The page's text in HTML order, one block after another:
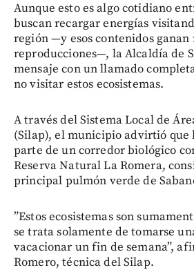
Aunque esto es algo cotidiano
buscan recargar energías
región —y esos contenidos ganan
reproducciones—, la Alcaldía de
mensaje con un llamado
no visitar estos ecosistemas.
A través del Sistema Local de
(Silap), el municipio advirtió que
parte de un corredor biológico
Reserva Natural La Romera,
principal pulmón verde de
”Estos ecosistemas son
se trata solamente de tomarse
vacacionar un fin de semana”,
Romero, técnica del Silap.